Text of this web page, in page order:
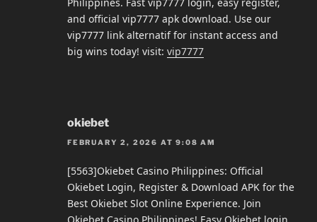
and official vip7777 apk download. Use our
vip7777 link alternatif for instant access and
big wins today! visit: vip7777
okiebet
FEBRUARY 2, 2026 AT 9:08 AM
[5563]Okiebet Casino Philippines: Official
Okiebet Login, Register & Download APK for the
Best Okiebet Slot Online Experience. Join